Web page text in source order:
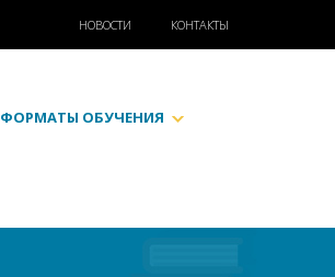
НОВОСТИ КОНТАКТЫ
ФОРМАТЫ ОБУЧЕНИЯ